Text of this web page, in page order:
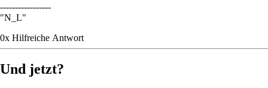
-----------------
"N_L"
0x Hilfreiche Antwort
Und jetzt?